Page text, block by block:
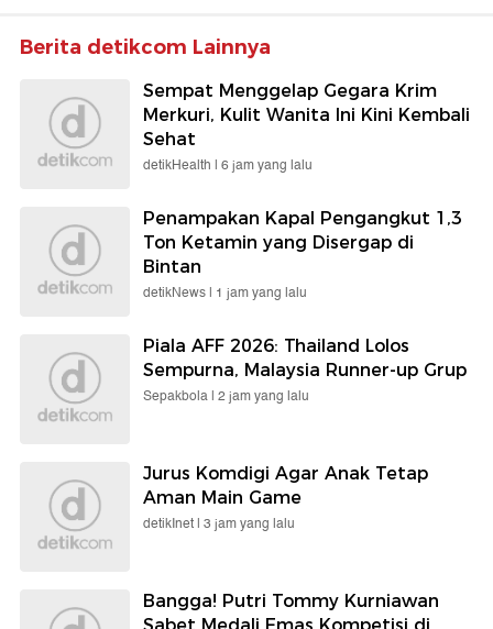
Berita detikcom Lainnya
Sempat Menggelap Gegara Krim
Merkuri, Kulit Wanita Ini Kini Kembali
Sehat
detikHealth | 6 jam yang lalu
Penampakan Kapal Pengangkut 1,3
Ton Ketamin yang Disergap di
Bintan
detikNews | 1 jam yang lalu
Piala AFF 2026: Thailand Lolos
Sempurna, Malaysia Runner-up Grup
Sepakbola | 2 jam yang lalu
Jurus Komdigi Agar Anak Tetap
Aman Main Game
detikInet | 3 jam yang lalu
Bangga! Putri Tommy Kurniawan